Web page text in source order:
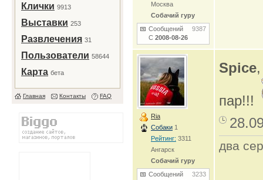
Клички 9913
Выставки 253
Развлечения 31
Пользователи 58644
Карта бета
Главная Контакты FAQ
Москва
Собачий гуру
Сообщений 9387
С 2008-08-26
Ria
Собаки 1
Рейтинг: 3311
Ангарск
Собачий гуру
Сообщений 3233
Spice
пар!!!
два